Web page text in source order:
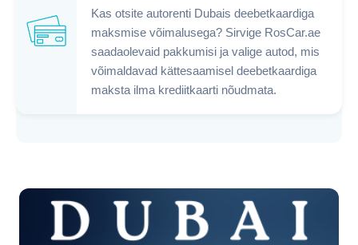
Kas otsite autorenti Dubais deebetkaardiga
maksmise võimalusega? Sirvige RosCar.ae
saadaolevaid pakkumisi ja valige autod, mis
võimaldavad kättesaamisel deebetkaardiga
maksta ilma krediitkaarti nõudmata.